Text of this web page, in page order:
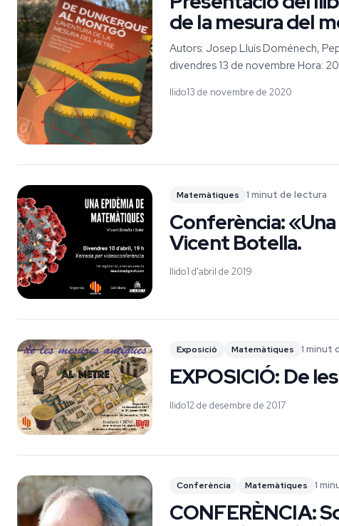
de la mesura del
Autors: Josep Lluís Doménech,
divendres 13 de novembre Hora:
llido13 de novembre de 2020
Matemàtiques 1 minut de lectura
Conferència:
Vicent Botella.
llido1 d'abril de 2019
Exposició Matemàtiques 1 minut
EXPOSICIÓ: De
llido12 de desembre de 2017
Conferència Matemàtiques 1
CONFERÈNCIA: